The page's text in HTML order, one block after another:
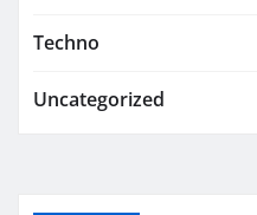
Techno
Uncategorized